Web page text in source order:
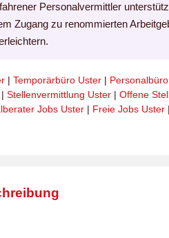
Personalvermittler
Zugang zu renommierten
| Temporärbüro Uster |
| Stellenvermittlung Uster | Offene
Jobs Uster | Freie Jobs Uster |